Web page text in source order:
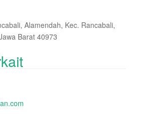
Alamendah, Kec. Rancabali,
Barat 40973